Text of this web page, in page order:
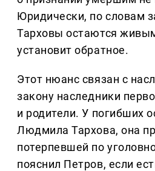
Юридически, по словам
Тарховы остаются
установит обратное.
Этот нюанс связан с
закону наследники
и родители. У погибших
Людмила Тархова, она
потерпевшей по
пояснил Петров, если